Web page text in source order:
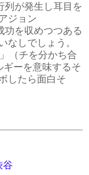
列が発生し耳目を
ジョン
功を収めつつある
なしでしょう。
（チを分かち合
ーを意味するそ
したら面白そ
谷